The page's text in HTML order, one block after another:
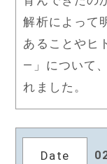
解析によって
あることやヒ
―」について
れました。
Date